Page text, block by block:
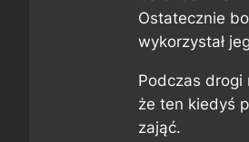
Ostatecznie
wykorzystał
Podczas drogi
że ten kiedyś
zająć.